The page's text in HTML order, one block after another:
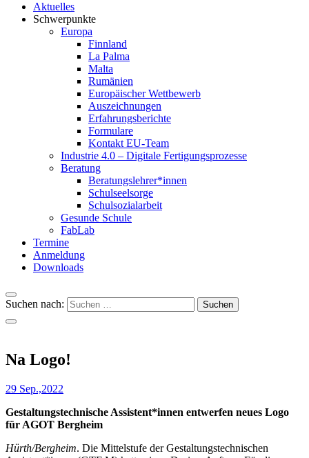
Aktuelles
Schwerpunkte
Europa
Finnland
La Palma
Malta
Rumänien
Europäischer Wettbewerb
Auszeichnungen
Erfahrungsberichte
Formulare
Kontakt EU-Team
Industrie 4.0 – Digitale Fertigungsprozesse
Beratung
Beratungslehrer*innen
Schulseelsorge
Schulsozialarbeit
Gesunde Schule
FabLab
Termine
Anmeldung
Downloads
Suchen nach:
Na Logo!
29 Sep.,2022
Gestaltungstechnische Assistent*innen entwerfen neues Logo
für AGOT Bergheim
Hürth/Bergheim. Die Mittelstufe der Gestaltungstechnischen